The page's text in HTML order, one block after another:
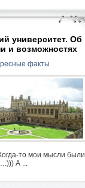
университет. Об
и возможностях
факты
то мои мысли были
А ...